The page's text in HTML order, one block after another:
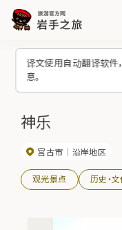
译文使用自动翻译软件
意。
神乐
宫古市 沿岸地区
观光景点 历史・